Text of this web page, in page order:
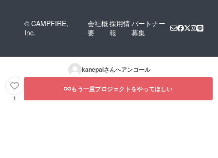
© CAMPFIRE,
Inc.
会社概
要
採用情
報
パートナー
募集
kanepaiさんへアンコール
1
もう一度プロジェクトをやってほしい